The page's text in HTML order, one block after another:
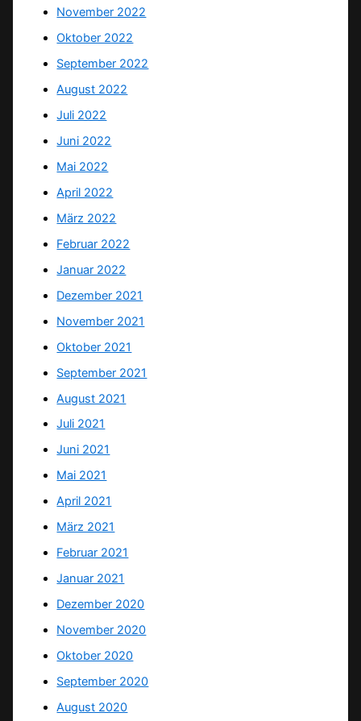
November 2022
Oktober 2022
September 2022
August 2022
Juli 2022
Juni 2022
Mai 2022
April 2022
März 2022
Februar 2022
Januar 2022
Dezember 2021
November 2021
Oktober 2021
September 2021
August 2021
Juli 2021
Juni 2021
Mai 2021
April 2021
März 2021
Februar 2021
Januar 2021
Dezember 2020
November 2020
Oktober 2020
September 2020
August 2020